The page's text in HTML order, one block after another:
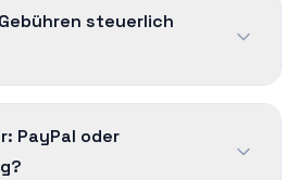
steuerlich
PayPal oder